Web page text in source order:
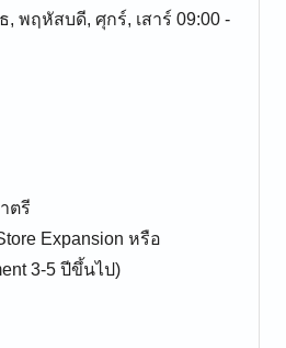
, พฤหัสบดี, ศุกร์, เสาร์ 09:00 -
ตรี
Expansion หรือ
3-5 ปีขึ้นไป)